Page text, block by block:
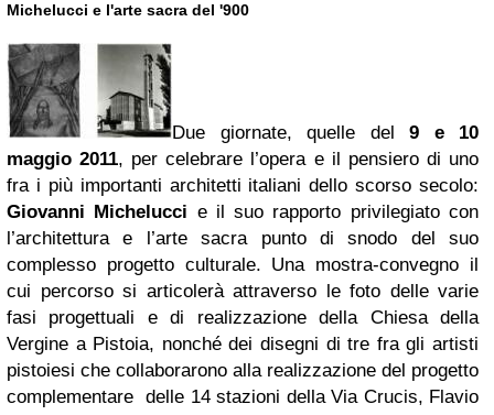
Michelucci e l'arte sacra del '900
Due giornate, quelle del 9 e 10
maggio 2011, per celebrare l’opera e il pensiero di uno
fra i più importanti architetti italiani dello scorso secolo:
Giovanni Michelucci e il suo rapporto privilegiato con
l’architettura e l’arte sacra punto di snodo del suo
complesso progetto culturale. Una mostra-convegno il
cui percorso si articolerà attraverso le foto delle varie
fasi progettuali e di realizzazione della Chiesa della
Vergine a Pistoia, nonché dei disegni di tre fra gli artisti
pistoiesi che collaborarono alla realizzazione del progetto
complementare delle 14 stazioni della Via Crucis, Flavio